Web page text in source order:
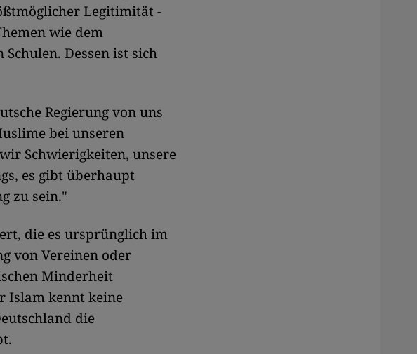
Legitimität -
wie dem
Dessen ist sich
Regierung von uns
bei unseren
Schwierigkeiten, unsere
es gibt überhaupt
zu sein."
die es ursprünglich im
von Vereinen oder
Minderheit
Islam kennt keine
die